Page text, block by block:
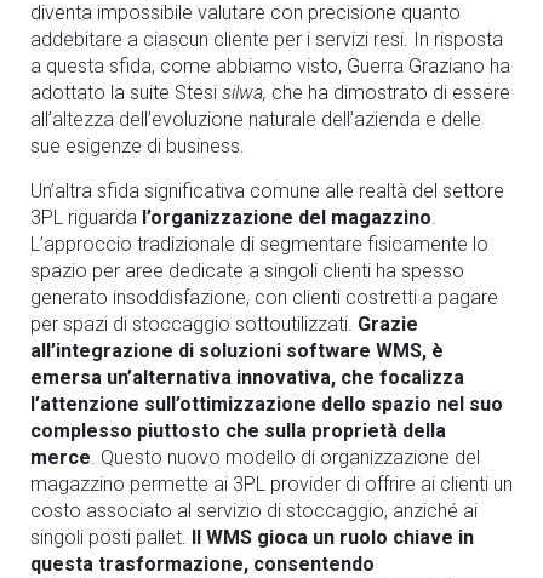
diventa impossibile valutare con precisione quanto
addebitare a ciascun cliente per i servizi resi. In risposta
a questa sfida, come abbiamo visto, Guerra Graziano ha
adottato la suite Stesi silwa, che ha dimostrato di essere
all’altezza dell’evoluzione naturale dell’azienda e delle
sue esigenze di business.
Un’altra sfida significativa comune alle realtà del settore
3PL riguarda l’organizzazione del magazzino.
L’approccio tradizionale di segmentare fisicamente lo
spazio per aree dedicate a singoli clienti ha spesso
generato insoddisfazione, con clienti costretti a pagare
per spazi di stoccaggio sottoutilizzati. Grazie
all’integrazione di soluzioni software WMS, è
emersa un’alternativa innovativa, che focalizza
l’attenzione sull’ottimizzazione dello spazio nel suo
complesso piuttosto che sulla proprietà della
merce. Questo nuovo modello di organizzazione del
magazzino permette ai 3PL provider di offrire ai clienti un
costo associato al servizio di stoccaggio, anziché ai
singoli posti pallet. Il WMS gioca un ruolo chiave in
questa trasformazione, consentendo